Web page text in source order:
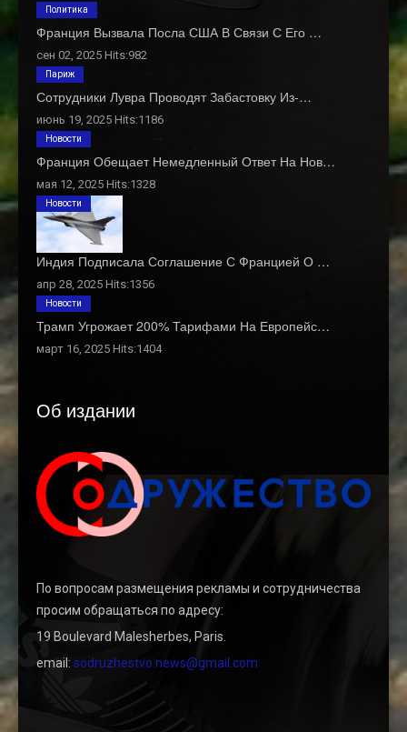
Франция Вызвала Посла США В Связи С Его …
сен 02, 2025 Hits:982
Политика
Сотрудники Лувра Проводят Забастовку Из-…
июнь 19, 2025 Hits:1186
Париж
Франция Обещает Немедленный Ответ На Нов…
мая 12, 2025 Hits:1328
Новости
Индия Подписала Соглашение С Францией О …
апр 28, 2025 Hits:1356
Новости
Трамп Угрожает 200% Тарифами На Европейс…
март 16, 2025 Hits:1404
Новости
Об издании
По вопросам размещения рекламы и сотрудничества
просим обращаться по адресу:
19 Boulevard Malesherbes, Paris.
email: sodruzhestvo.news@gmail.com